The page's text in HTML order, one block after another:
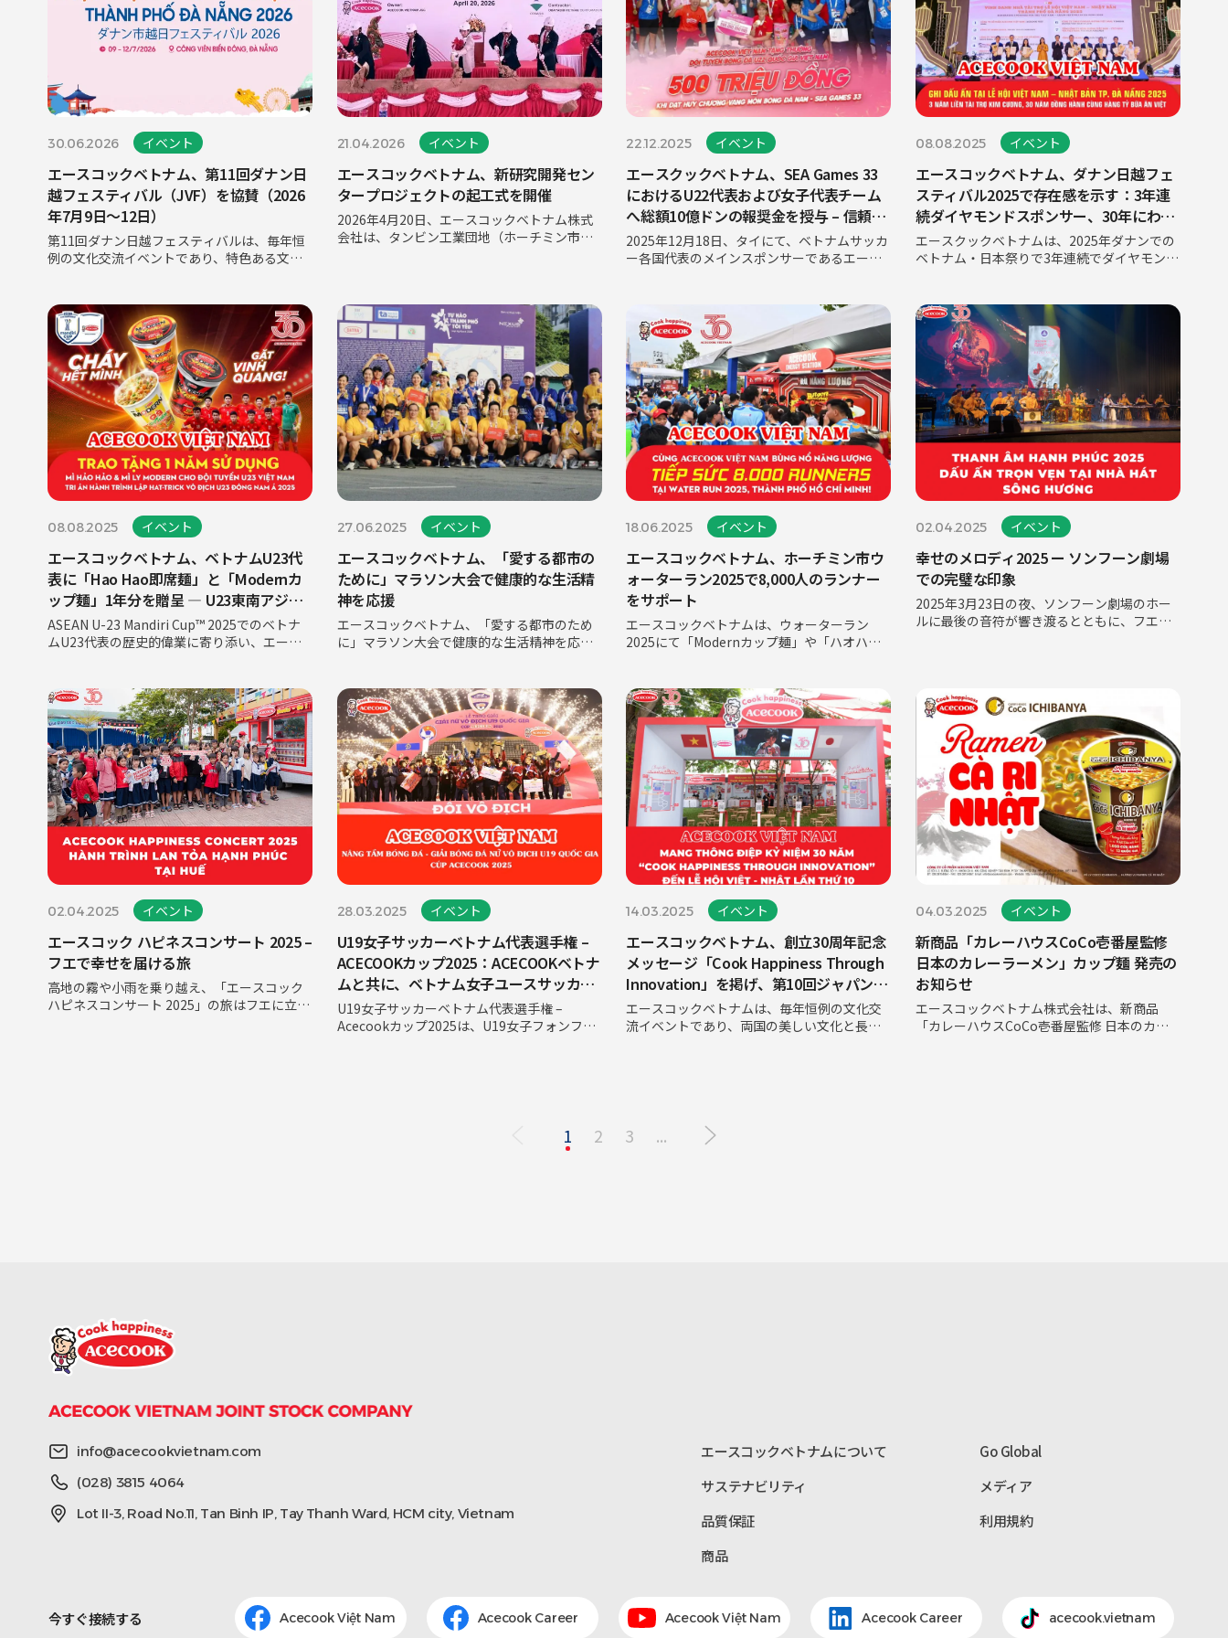
30.06.2026 イベント
エースコックベトナム、第11回ダナン日
越フェスティバル（JVF）を協賛（2026
年7月9日～12日）
第11回ダナン日越フェスティバルは、毎年恒
例の文化交流イベントであり、特色ある文
に協賛し、エースコックベトナムはダイヤモ
ンドスポンサーとして、ブランド「フーティ
21.04.2026 イベント
エースコックベトナム、新研究開発セン
タープロジェクトの起工式を開催
2026年4月20日、エースコックベトナム株式
会社は、タンビン工業団地（ホーチミン市）
能力とイノベーショ
22.12.2025 イベント
エースクックベトナム、SEA Games 33
におけるU22代表および女子代表チーム
へ総額10億ドンの報奨金を授与 – 信頼と
献身で測られる勝利
2025年12月18日、タイにて、ベトナムサッカ
ー各国代表のメインスポンサーであるエース
尽くした献身を称え、U-22ベトナム代表およ
びベトナム女子代表
08.08.2025 イベント
エースコックベトナム、ダナン日越フェ
スティバル2025で存在感を示す：3年連
続ダイヤモンドスポンサー、30年にわた
り数十億食のベトナムの食を支える
エースクックベトナムは、2025年ダナンでの
ベトナム・日本祭りで3年連続でダイヤモンド
を誇りに思っています。エースクックベトナ
ム、3年連続でベトナム・日本祭り
08.08.2025 イベント
エースコックベトナム、ベトナムU23代
表に「Hao Hao即席麺」と「Modernカ
ップ麺」1年分を贈呈 ― U23東南アジア
選手権2025でのハットトリック達成の軌
跡に感謝を込めて
ASEAN U-23 Mandiri Cup™ 2025でのベトナ
ムU23代表の歴史的偉業に寄り添い、エース
もたらした勇敢な戦士たちへの感謝の気持ち
とし
27.06.2025 イベント
エースコックベトナム、「愛する都市の
ために」マラソン大会で健康的な生活精
神を応援
エースコックベトナム、「愛する都市のため
に」マラソン大会で健康的な生活精神を応援
ナムジャーナリスト協会とホーチミン市ジャ
ーナリスト協会が共催した意義深いイ
18.06.2025 イベント
エースコックベトナム、ホーチミン市ウ
ォーターラン2025で8,000人のランナー
をサポート
エースコックベトナムは、ウォーターラン
2025にて「Modernカップ麺」や「ハオハオ
を設け、独創的な食体験を届けました。ウォ
ーターラン2025に8,00
02.04.2025 イベント
幸せのメロディ2025 ー ソンフーン劇場
での完璧な印象
2025年3月23日の夜、ソンフーン劇場のホー
ルに最後の音符が響き渡るとともに、フエで
ートでは
02.04.2025 イベント
エースコック ハピネスコンサート 2025 –
フエで幸せを届ける旅
高地の霧や小雨を乗り越え、「エースコック
ハピネスコンサート 2025」の旅はフエに立ち
28.03.2025 イベント
U19女子サッカーベトナム代表選手権 –
ACECOOKカップ2025：ACECOOKベトナ
ムと共に、ベトナム女子ユースサッカー
のレベルを引き上げる確かな土台を築く
U19女子サッカーベトナム代表選手権 –
Acecookカップ2025は、U19女子フォンフ
14.03.2025 イベント
エースコックベトナム、創立30周年記念
メッセージ「Cook Happiness Through
Innovation」を掲げ、第10回ジャパン・
ベトナム・フェスティバル（JVF 10th）
に参加
エースコックベトナムは、毎年恒例の文化交
流イベントであり、両国の美しい文化と長年
04.03.2025 イベント
新商品「カレーハウスCoCo壱番屋監修
日本のカレーラーメン」カップ麺 発売の
お知らせ
エースコックベトナム株式会社は、新商品
「カレーハウスCoCo壱番屋監修 日本のカレ
1 2 3 ...
info@acecookvietnam.com
(028) 3815 4064
Lot II-3, Road No.11, Tan Binh IP, Tay Thanh Ward, HCM city, Vietnam
エースコックベトナムについて
Go Global
サステナビリティ
メディア
品質保証
利用規約
商品
今すぐ接続する Acecook Việt Nam Acecook Career Acecook Việt Nam Acecook Career acecook.vietnam